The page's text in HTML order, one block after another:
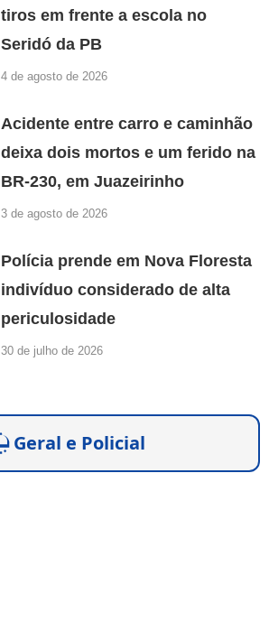
tiros em frente a escola no
Seridó da PB
4 de agosto de 2026
Acidente entre carro e caminhão
deixa dois mortos e um ferido na
BR-230, em Juazeirinho
3 de agosto de 2026
Polícia prende em Nova Floresta
indivíduo considerado de alta
periculosidade
30 de julho de 2026
Geral e Policial